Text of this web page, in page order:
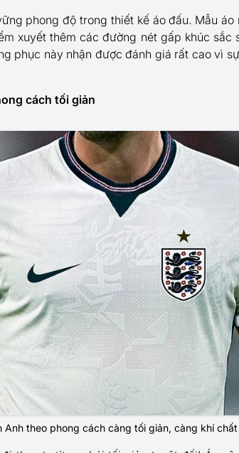
phong độ trong thiết kế áo đấu. Mẫu áo
xuyết thêm các đường nét gấp khúc sắc
phục này nhận được đánh giá rất cao vì
cách tối giản
Anh theo phong cách càng tối giản, càng khí chất